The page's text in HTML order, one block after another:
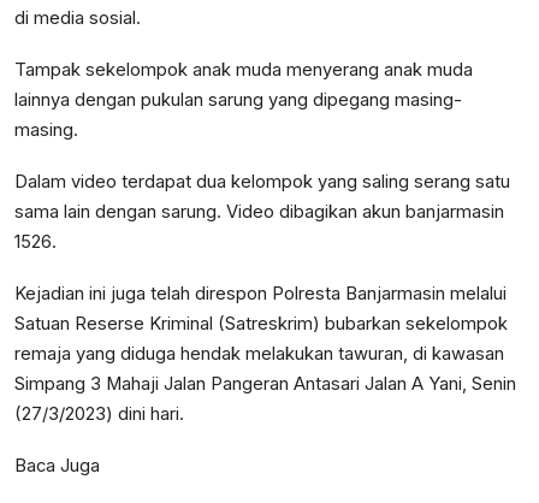
di media sosial.
Tampak sekelompok anak muda menyerang anak muda
lainnya dengan pukulan sarung yang dipegang masing-
masing.
Dalam video terdapat dua kelompok yang saling serang satu
sama lain dengan sarung. Video dibagikan akun banjarmasin
1526.
Kejadian ini juga telah direspon Polresta Banjarmasin melalui
Satuan Reserse Kriminal (Satreskrim) bubarkan sekelompok
remaja yang diduga hendak melakukan tawuran, di kawasan
Simpang 3 Mahaji Jalan Pangeran Antasari Jalan A Yani, Senin
(27/3/2023) dini hari.
Baca Juga